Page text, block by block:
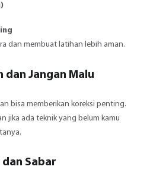
dan membuat latihan lebih aman.
dan Jangan Malu
bisa memberikan koreksi penting.
jika ada teknik yang belum kamu
Sabar